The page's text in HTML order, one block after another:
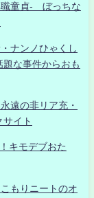
童貞- ぼっちな
ナンノひゃくし
な事件からおも
遠の非リア充・
イト
キモデブおた
もりニートのオ